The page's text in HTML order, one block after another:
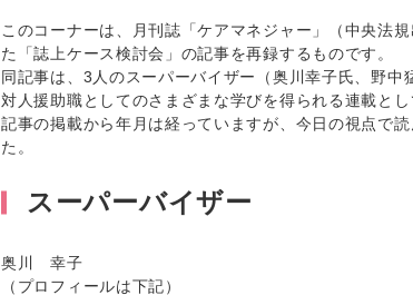
このコーナーは、月刊誌「ケアマネジャー」（中央法
た「誌上ケース検討会」の記事を再録するものです。
同記事は、3人のスーパーバイザー（奥川幸子氏、野中
対人援助職としてのさまざまな学びを得られる連載とし
記事の掲載から年月は経っていますが、今日の視点で
た。
スーパーバイザー
奥川 幸子
（プロフィールは下記）